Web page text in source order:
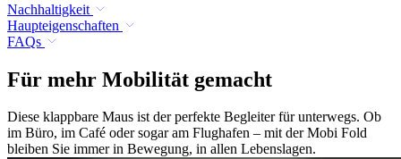
Nachhaltigkeit
Haupteigenschaften
FAQs
Für mehr Mobilität gemacht
Diese klappbare Maus ist der perfekte Begleiter für unterwegs. Ob
im Büro, im Café oder sogar am Flughafen – mit der Mobi Fold
bleiben Sie immer in Bewegung, in allen Lebenslagen.